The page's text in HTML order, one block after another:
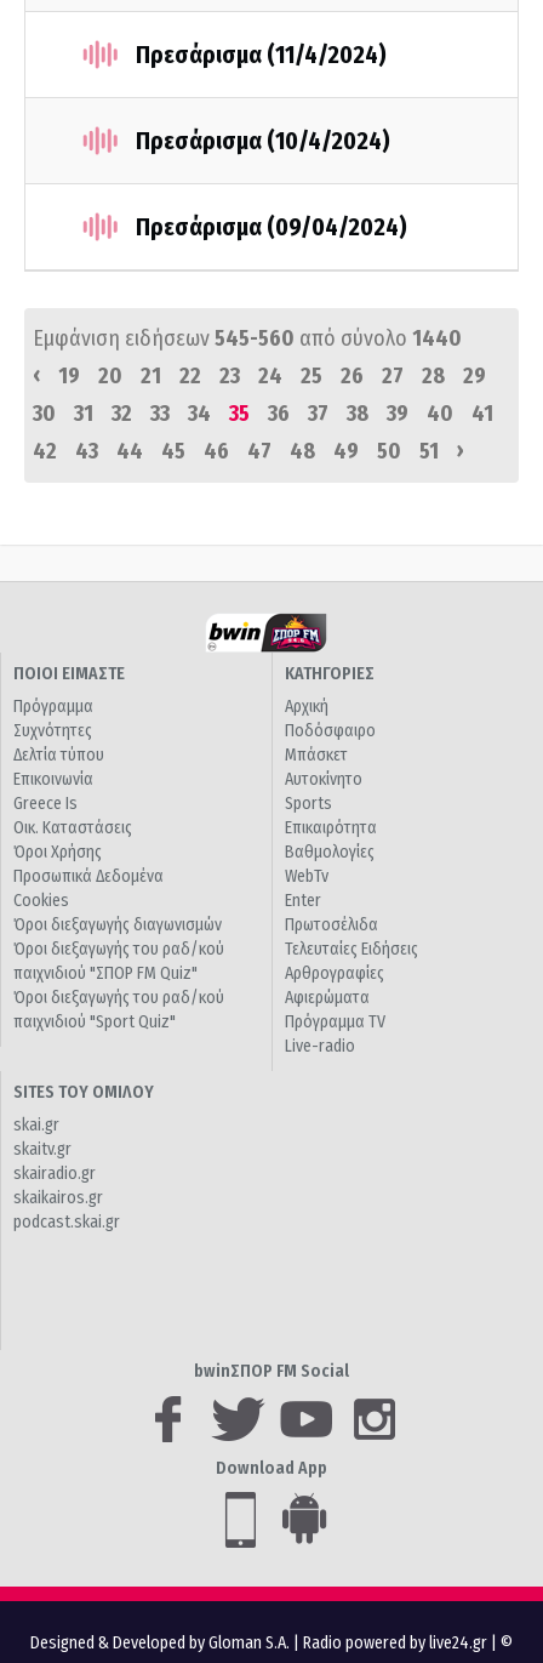
Πρεσάρισμα (11/4/2024)
Πρεσάρισμα (10/4/2024)
Πρεσάρισμα (09/04/2024)
Εμφάνιση ειδήσεων545-560 από σύνολο 1440
‹
19 20 21 22 23 24 25 26 27 28
29
30
31 32 33 34 35 36 37 38 39 40
41
42
43 44 45 46 47 48 49 50 51 ›
ΠΟΙΟΙ ΕΙΜΑΣΤΕ
Πρόγραμμα
Συχνότητες
Δελτία τύπου
Επικοινωνία
Greece Is
Οικ. Καταστάσεις
Όροι Χρήσης
Προσωπικά Δεδομένα
Cookies
Όροι διεξαγωγής διαγωνισμών
Όροι διεξαγωγής του ραδ/κού
παιχνιδιού "ΣΠΟΡ FM Quiz"
Όροι διεξαγωγής του ραδ/κού
παιχνιδιού "Sport Quiz"
ΚΑΤΗΓΟΡΙΕΣ
Αρχική
Ποδόσφαιρο
Μπάσκετ
Αυτοκίνητο
Sports
Επικαιρότητα
Βαθμολογίες
WebTv
Enter
Πρωτοσέλιδα
Τελευταίες Ειδήσεις
Αρθρογραφίες
Αφιερώματα
Πρόγραμμα TV
Live-radio
SITES ΤΟΥ ΟΜΙΛΟΥ
skai.gr
skaitv.gr
skairadio.gr
skaikairos.gr
podcast.skai.gr
bwinΣΠΟΡ FM Social
Download App
Designed & Developed by Gloman S.A. Radio powered by live24.gr | ©